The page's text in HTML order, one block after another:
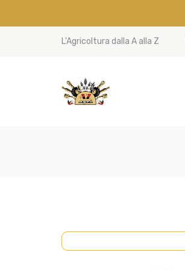
L'Agricoltura dalla A alla Z